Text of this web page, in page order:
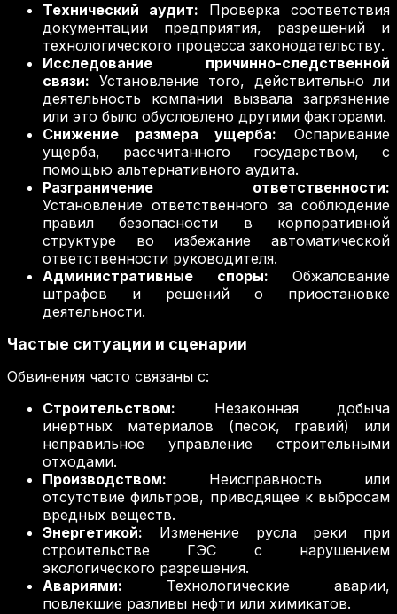
Технический аудит: Проверка соответствия
документации предприятия, разрешений и
технологического процесса законодательству.
Исследование причинно-следственной
связи: Установление того, действительно ли
деятельность компании вызвала загрязнение
или это было обусловлено другими факторами.
Снижение размера ущерба: Оспаривание
ущерба, рассчитанного государством, с
помощью альтернативного аудита.
Разграничение ответственности:
Установление ответственного за соблюдение
правил безопасности в корпоративной
структуре во избежание автоматической
ответственности руководителя.
Административные споры: Обжалование
штрафов и решений о приостановке
деятельности.
Частые ситуации и сценарии
Обвинения часто связаны с:
Строительством: Незаконная добыча
инертных материалов (песок, гравий) или
неправильное управление строительными
отходами.
Производством: Неисправность или
отсутствие фильтров, приводящее к выбросам
вредных веществ.
Энергетикой: Изменение русла реки при
строительстве ГЭС с нарушением
экологического разрешения.
Авариями: Технологические аварии,
повлекшие разливы нефти или химикатов.